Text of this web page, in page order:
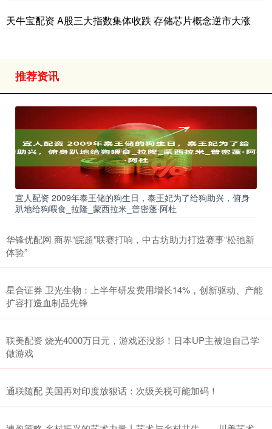
天牛宝配资 A股三大指数集体收跌 存储芯片概念逆市大涨
推荐资讯
宜人配资 2009年泰王储的狗生日，泰王妃为了给狗助兴，俯身
趴地给狗喂食_拉隆_蒙西拉米_普密蓬·阿杜
华锋优配网 商界“皖超”联赛打响，中古坊助力打造赛事“松弛新
体验”
星合证券 卫光生物：上半年研发费用增长14%，创新驱动、产能
扩容打造血制品先锋
联美配资 烧光4000万日元，游戏还没影！日本UP主被迫自己学
做游戏
通联随配 美国再对印度放狠话：次级关税可能加码！